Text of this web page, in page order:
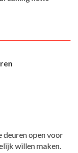
deuren open voor
willen maken.